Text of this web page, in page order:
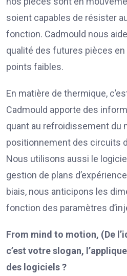
soient capables de résister
fonction. Cadmould nous
qualité des futures pièces
points faibles.
En matière de thermique,
Cadmould apporte des
quant au refroidissement du
positionnement des circuits
Nous utilisons aussi le
gestion de plans
biais, nous anticipons les
fonction des paramètres
From mind to motion, (De
c’est votre slogan,
des logiciels ?